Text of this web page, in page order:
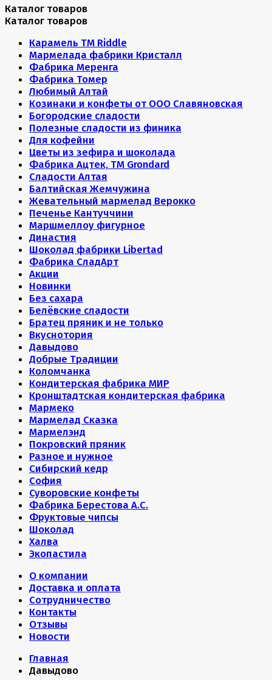
Каталог товаров
Каталог товаров
Карамель ТМ Riddle
Мармелада фабрики Кристалл
Фабрика Меренга
Фабрика Томер
Любимый Алтай
Козинаки и конфеты от ООО Славяновская
Богородские сладости
Полезные сладости из финика
Для кофейни
Цветы из зефира и шоколада
Фабрика Ацтек, ТМ Grondard
Сладости Алтая
Балтийская Жемчужина
Жевательный мармелад Верокко
Печенье Кантуччини
Маршмеллоу фигурное
Династия
Шоколад фабрики Libertad
Фабрика СладАрт
Акции
Новинки
Без сахара
Белёвские сладости
Братец пряник и не только
Вкуснотория
Давыдово
Добрые Традиции
Коломчанка
Кондитерская фабрика МИР
Кронштадтская кондитерская фабрика
Мармеко
Мармелад Сказка
Мармелэнд
Покровский пряник
Разное и нужное
Сибирский кедр
София
Суворовские конфеты
Фабрика Берестова А.С.
Фруктовые чипсы
Шоколад
Халва
Экопастила
О компании
Доставка и оплата
Сотрудничество
Контакты
Отзывы
Новости
Главная
Давыдово